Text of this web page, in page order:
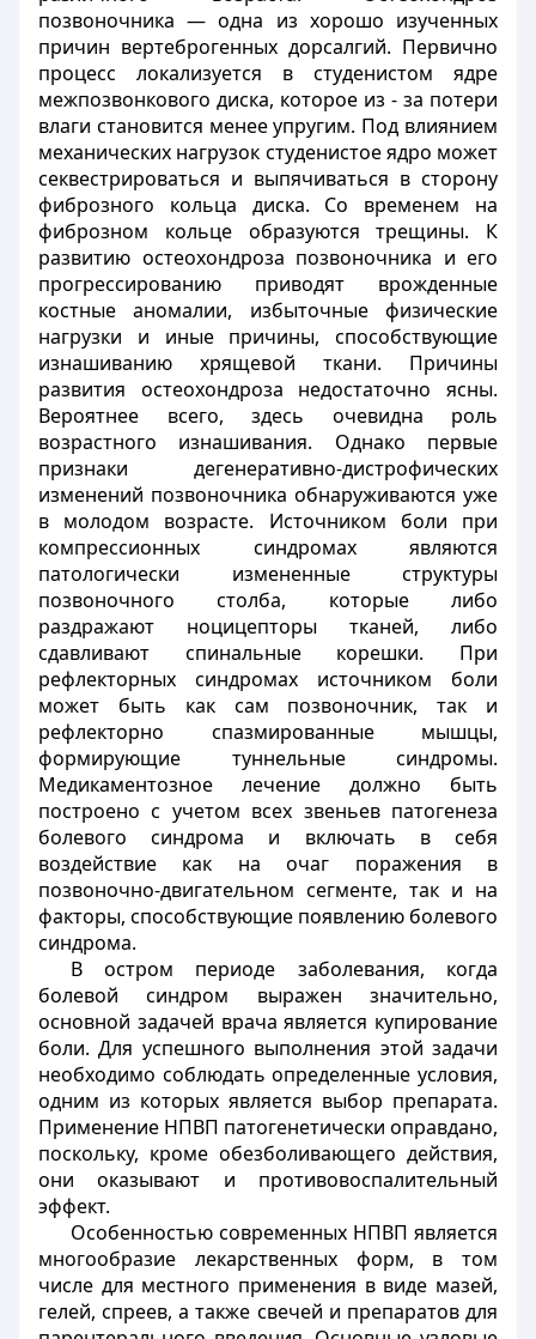
позвоночника — одна из хорошо изученных
причин вертеброгенных дорсалгий. Первично
процесс локализуется в студенистом ядре
межпозвонкового диска, которое из - за потери
влаги становится менее упругим. Под влиянием
механических нагрузок студенистое ядро может
секвестрироваться и выпячиваться в сторону
фиброзного кольца диска. Со временем на
фиброзном кольце образуются трещины. К
развитию остеохондроза позвоночника и его
прогрессированию приводят врожденные
костные аномалии, избыточные физические
нагрузки и иные причины, способствующие
изнашиванию хрящевой ткани. Причины
развития остеохондроза недостаточно ясны.
Вероятнее всего, здесь очевидна роль
возрастного изнашивания. Однако первые
признаки дегенеративно-дистрофических
изменений позвоночника обнаруживаются уже
в молодом возрасте. Источником боли при
компрессионных синдромах являются
патологически измененные структуры
позвоночного столба, которые либо
раздражают ноцицепторы тканей, либо
сдавливают спинальные корешки. При
рефлекторных синдромах источником боли
может быть как сам позвоночник, так и
рефлекторно спазмированные мышцы,
формирующие туннельные синдромы.
Медикаментозное лечение должно быть
построено с учетом всех звеньев патогенеза
болевого синдрома и включать в себя
воздействие как на очаг поражения в
позвоночно-двигательном сегменте, так и на
факторы, способствующие появлению болевого
синдрома.
В остром периоде заболевания, когда
болевой синдром выражен значительно,
основной задачей врача является купирование
боли. Для успешного выполнения этой задачи
необходимо соблюдать определенные условия,
одним из которых является выбор препарата.
Применение НПВП патогенетически оправдано,
поскольку, кроме обезболивающего действия,
они оказывают и противовоспалительный
эффект.
Особенностью современных НПВП является
многообразие лекарственных форм, в том
числе для местного применения в виде мазей,
гелей, спреев, а также свечей и препаратов для